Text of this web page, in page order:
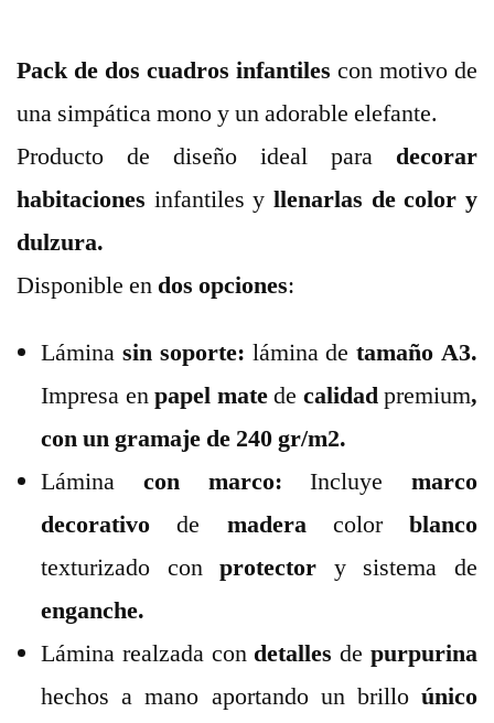
Pack de dos cuadros infantiles con motivo de
una simpática mono y un adorable elefante.
Producto de diseño ideal para decorar
habitaciones infantiles y llenarlas de color y
dulzura.
Disponible en dos opciones:
Lámina sin soporte: lámina detamaño A3.
Impresa enpapel matede calidadpremium,
con un gramaje de 240 gr/m2.
Lámina con marco: Incluye marco
decorativo de maderacolor blanco
texturizado conprotector y sistema de
enganche.
Lámina realzada con detalles depurpurina
hechos a mano aportando un brillo único